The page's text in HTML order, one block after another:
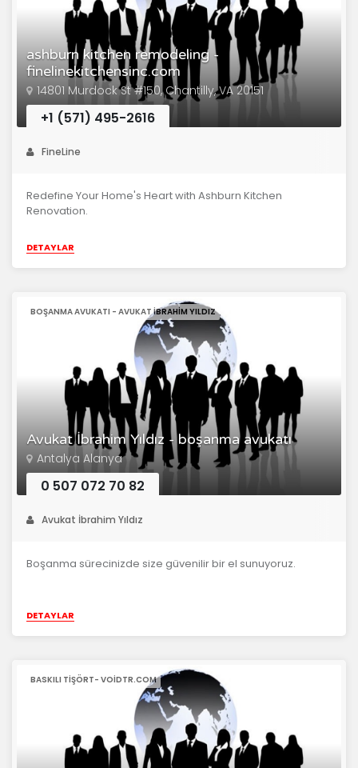
ashburn kitchen remodeling -
finelinekitchensinc.com
14801 Murdock St #150, Chantilly, VA 20151
+1 (571) 495-2616
FineLine
Redefine Your Home's Heart with Ashburn Kitchen
Renovation.
DETAYLAR
Avukat İbrahim Yıldız - boşanma avukatı
BOŞANMA AVUKATI - AVUKAT İBRAHIM YILDIZ
Antalya Alanya
0 507 072 70 82
Avukat İbrahim Yıldız
Boşanma sürecinizde size güvenilir bir el sunuyoruz.
DETAYLAR
BASKILI TIŞÖRT- VOIDTR.COM